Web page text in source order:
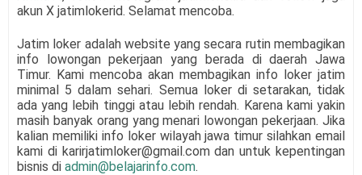
akun X jatimlokerid. Selamat mencoba.
Jatim loker adalah website yang secara rutin membagikan
info lowongan pekerjaan yang berada di daerah Jawa
Timur. Kami mencoba akan membagikan info loker jatim
minimal 5 dalam sehari. Semua loker di setarakan, tidak
ada yang lebih tinggi atau lebih rendah. Karena kami yakin
masih banyak orang yang menari lowongan pekerjaan. Jika
kalian memiliki info loker wilayah jawa timur silahkan email
kami di karirjatimloker@gmail.com dan untuk kepentingan
bisnis di admin@belajarinfo.com.